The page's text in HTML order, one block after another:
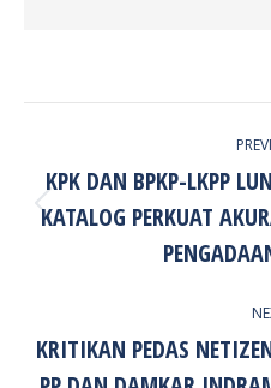
KPK DAN BPKP-LKPP
KATALOG PERKUAT
KRITIKAN PEDAS